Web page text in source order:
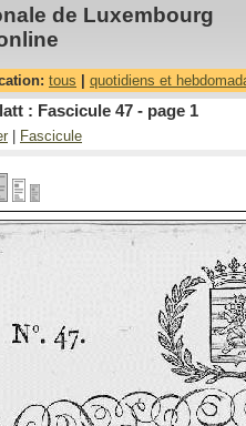
de Luxembourg
tous quotidiens et
: Fascicule 47 - page 1
Fascicule